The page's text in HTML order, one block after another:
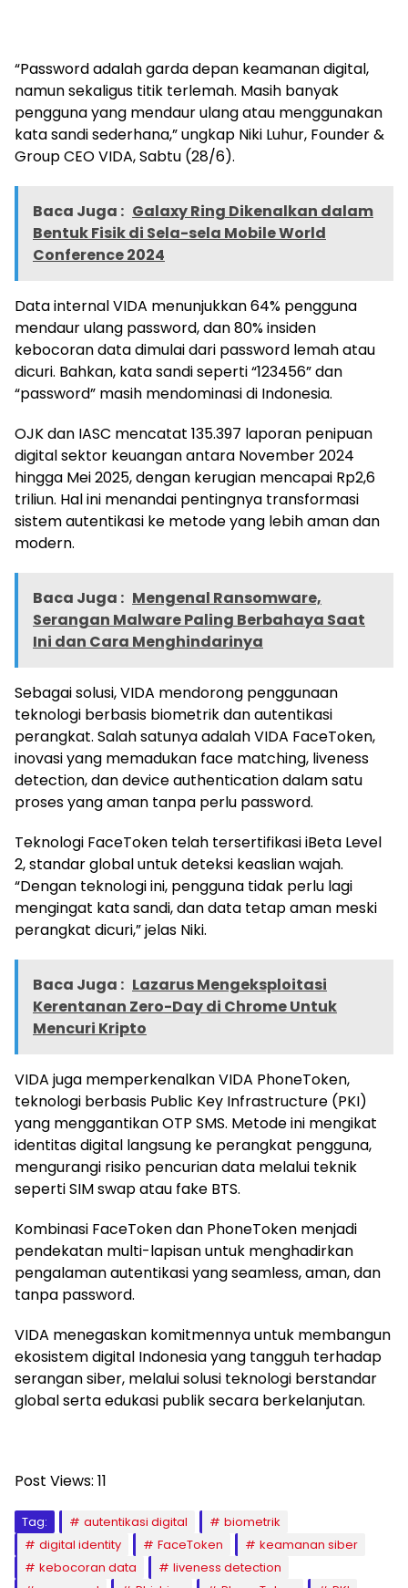
“Password adalah garda depan keamanan digital,
namun sekaligus titik terlemah. Masih banyak
pengguna yang mendaur ulang atau menggunakan
kata sandi sederhana,” ungkap Niki Luhur, Founder &
Group CEO VIDA, Sabtu (28/6).
Baca Juga : Galaxy Ring Dikenalkan dalam
Bentuk Fisik di Sela-sela Mobile World
Conference 2024
Data internal VIDA menunjukkan 64% pengguna
mendaur ulang password, dan 80% insiden
kebocoran data dimulai dari password lemah atau
dicuri. Bahkan, kata sandi seperti “123456” dan
“password” masih mendominasi di Indonesia.
OJK dan IASC mencatat 135.397 laporan penipuan
digital sektor keuangan antara November 2024
hingga Mei 2025, dengan kerugian mencapai Rp2,6
triliun. Hal ini menandai pentingnya transformasi
sistem autentikasi ke metode yang lebih aman dan
modern.
Baca Juga : Mengenal Ransomware,
Serangan Malware Paling Berbahaya Saat
Ini dan Cara Menghindarinya
Sebagai solusi, VIDA mendorong penggunaan
teknologi berbasis biometrik dan autentikasi
perangkat. Salah satunya adalah VIDA FaceToken,
inovasi yang memadukan face matching, liveness
detection, dan device authentication dalam satu
proses yang aman tanpa perlu password.
Teknologi FaceToken telah tersertifikasi iBeta Level
2, standar global untuk deteksi keaslian wajah.
“Dengan teknologi ini, pengguna tidak perlu lagi
mengingat kata sandi, dan data tetap aman meski
perangkat dicuri,” jelas Niki.
Baca Juga : Lazarus Mengeksploitasi
Kerentanan Zero-Day di Chrome Untuk
Mencuri Kripto
VIDA juga memperkenalkan VIDA PhoneToken,
teknologi berbasis Public Key Infrastructure (PKI)
yang menggantikan OTP SMS. Metode ini mengikat
identitas digital langsung ke perangkat pengguna,
mengurangi risiko pencurian data melalui teknik
seperti SIM swap atau fake BTS.
Kombinasi FaceToken dan PhoneToken menjadi
pendekatan multi-lapisan untuk menghadirkan
pengalaman autentikasi yang seamless, aman, dan
tanpa password.
VIDA menegaskan komitmennya untuk membangun
ekosistem digital Indonesia yang tangguh terhadap
serangan siber, melalui solusi teknologi berstandar
global serta edukasi publik secara berkelanjutan.
Post Views: 11
Tag: autentikasi digital
biometrik
digital identity
FaceToken
keamanan siber
kebocoran data
liveness detection